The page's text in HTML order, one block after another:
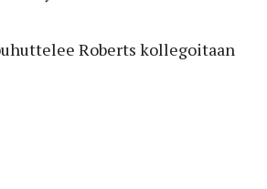
Roberts kollegoitaan